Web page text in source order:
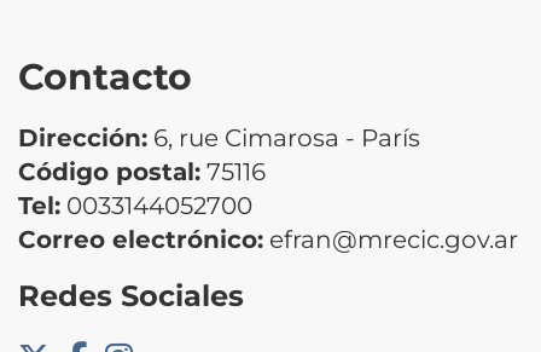
Contacto
Dirección: 6, rue Cimarosa - París
Código postal: 75116
Tel: 0033144052700
Correo electrónico: efran@mrecic.gov.ar
Redes Sociales